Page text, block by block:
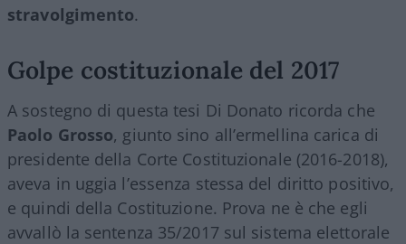
stravolgimento.
Golpe costituzionale del 2017
A sostegno di questa tesi Di Donato ricorda che
Paolo Grosso, giunto sino all’ermellina carica di
presidente della Corte Costituzionale (2016-2018),
aveva in uggia l’essenza stessa del diritto positivo,
e quindi della Costituzione. Prova ne è che egli
avvallò la sentenza 35/2017 sul sistema elettorale